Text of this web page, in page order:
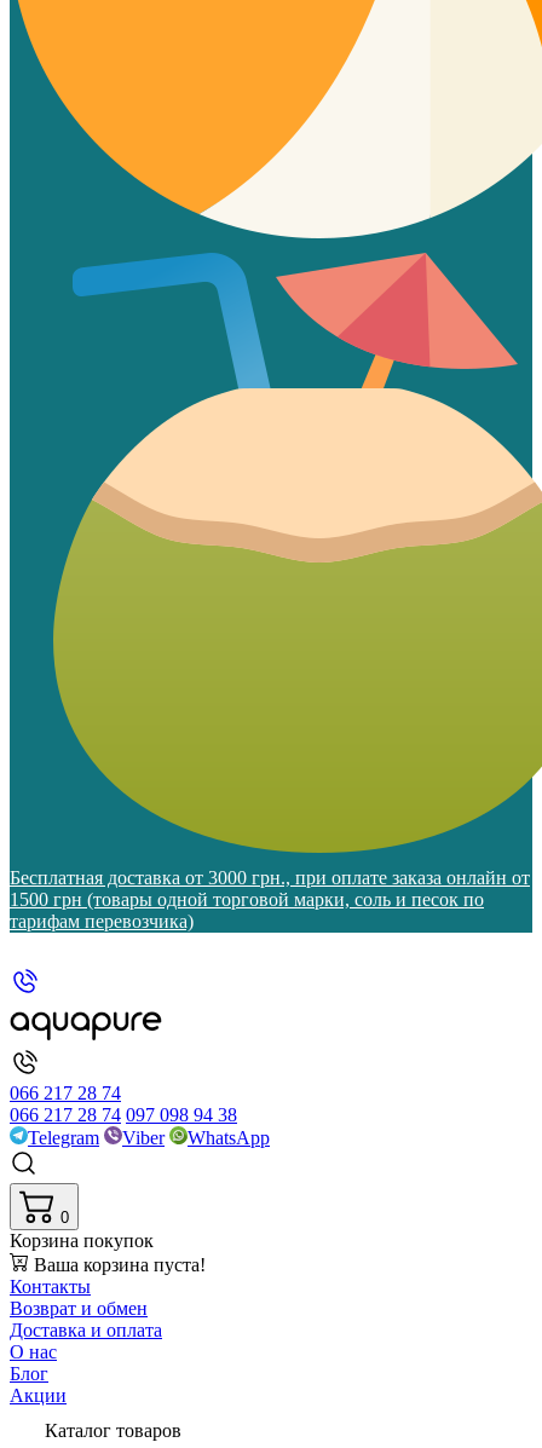
Бесплатная доставка от 3000 грн., при оплате заказа онлайн от
1500 грн (товары одной торговой марки, соль и песок по
тарифам перевозчика)
066 217 28 74
066 217 28 74 097 098 94 38
Telegram
Viber WhatsApp
0
Корзина покупок
Ваша корзина пуста!
Контакты
Возврат и обмен
Доставка и оплата
О нас
Блог
Акции
Каталог товаров